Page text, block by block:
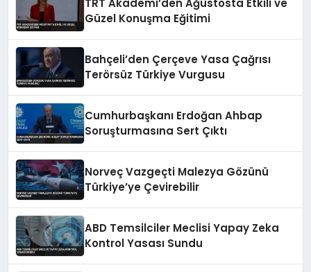
TRT Akademi’den Ağustosta Etkili ve
Güzel Konuşma Eğitimi
Bahçeli’den Çerçeve Yasa Çağrısı
Terörsüz Türkiye Vurgusu
Cumhurbaşkanı Erdoğan Ahbap
Soruşturmasına Sert Çıktı
Norveç Vazgeçti Malezya Gözünü
Türkiye’ye Çevirebilir
ABD Temsilciler Meclisi Yapay Zeka
Kontrol Yasası Sundu